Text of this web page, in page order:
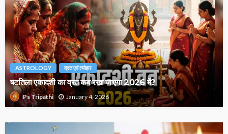
ASTROLOGY व्रत एवं त्योहार
षटतिला एकादशी का व्रत कब रखा जाएगा 2026 में?
Ps Tripathi January 4, 2026